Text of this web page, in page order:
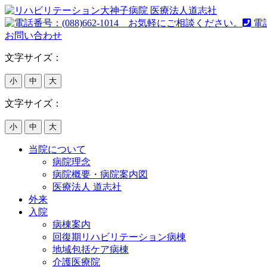
電
お問い合わせ
文字サイズ：
小 中 大
文字サイズ：
小 中 大
当院について
病院理念
病院概要・病院案内図
医療法人 道志社
外来
入院
病棟案内
回復期リハビリテーション病棟
地域包括ケア病棟
介護医療院